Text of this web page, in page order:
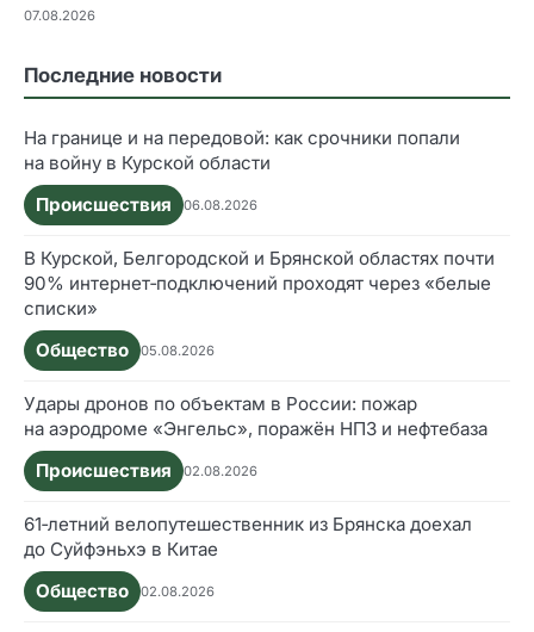
07.08.2026
Последние новости
На границе и на передовой: как срочники попали
на войну в Курской области
Происшествия
06.08.2026
В Курской, Белгородской и Брянской областях почти
90% интернет‑подключений проходят через «белые
списки»
Общество
05.08.2026
Удары дронов по объектам в России: пожар
на аэродроме «Энгельс», поражён НПЗ и нефтебаза
Происшествия
02.08.2026
61‑летний велопутешественник из Брянска доехал
до Суйфэньхэ в Китае
Общество
02.08.2026